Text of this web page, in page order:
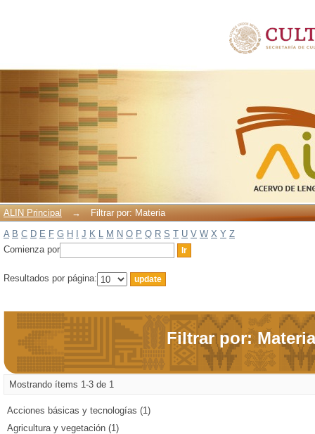
ALIN Principal →
Filtrar por: Materia
A B C D E F G H J K L M N O P Q R S T U V W X Y Z
Comienza por
Resultados por página:
Filtrar por: Materia
Mostrando ítems 1-3 de 1
Acciones básicas y tecnologías (1)
Agricultura y vegetación (1)